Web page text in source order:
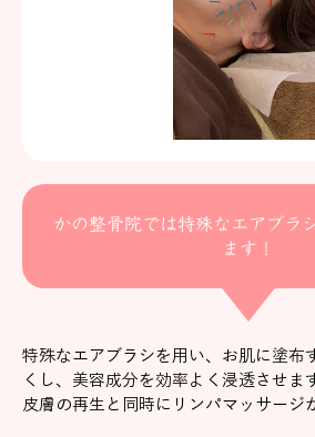
かの整骨院では特殊なエアブラ
ます！
特殊なエアブラシを用い、お肌に塗布
くし、美容成分を効率よく浸透させま
皮膚の再生と同時にリンパマッサージ